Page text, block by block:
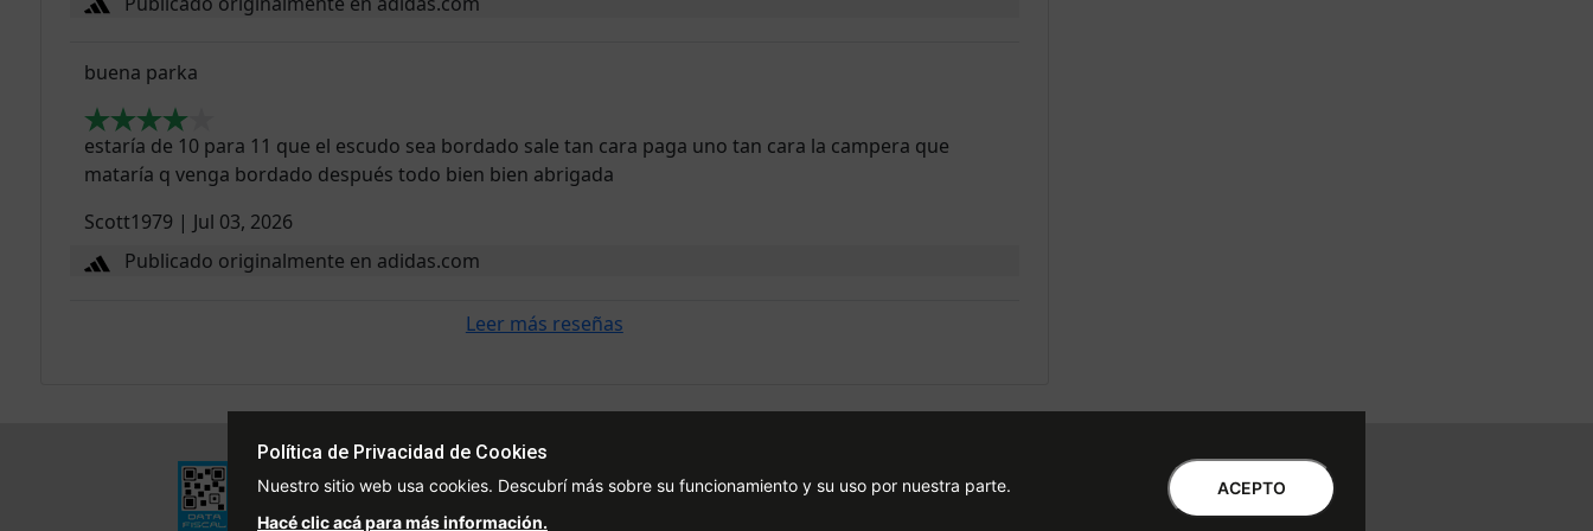
buena parka
estaría de 10 para 11 que el escudo sea bordado sale tan cara paga uno tan cara la campera que
mataría q venga bordado después todo bien bien abrigada
Scott1979 | Jul 03, 2026
Publicado originalmente en adidas.com
Leer más reseñas
Quiénes Somos
Condiciones de pago
Facebook
Centro de Atención al Cliente
Libro de quejas Online
Política de Privacidad de Cookies
Nuestro sitio web usa cookies. Descubrí más sobre su funcionamiento y su uso por nuestra parte.
Hacé clic acá para más información.
ACEPTO